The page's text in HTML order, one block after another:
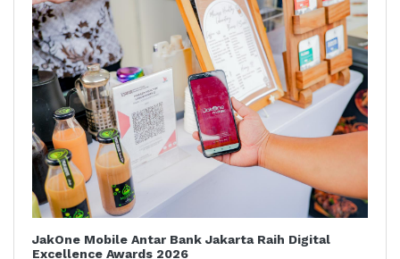
JakOne Mobile Antar Bank Jakarta Raih Digital
Excellence Awards 2026